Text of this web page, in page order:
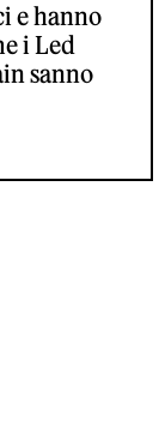
e hanno
i Led
sanno